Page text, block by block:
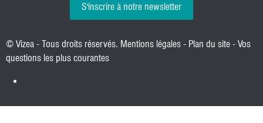
S'inscrire à notre newsletter
© Vizea - Tous droits réservés. Mentions légales - Plan du site - Vos
questions les plus courantes